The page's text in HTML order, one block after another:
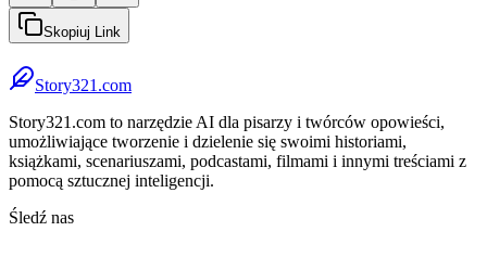
Skopiuj Link
Story321.com
Story321.com to narzędzie AI dla pisarzy i twórców opowieści,
umożliwiające tworzenie i dzielenie się swoimi historiami,
książkami, scenariuszami, podcastami, filmami i innymi treściami z
pomocą sztucznej inteligencji.
Śledź nas